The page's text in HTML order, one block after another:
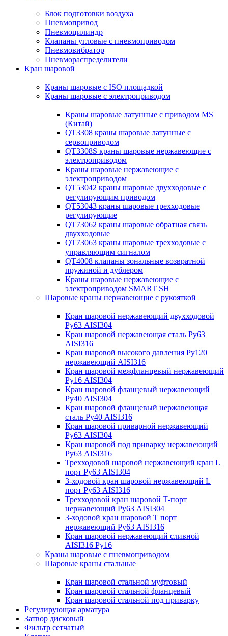
Блок подготовки воздуха
Пневмопривод
Пневмоцилиндр
Клапаны угловые с пневмоприводом
Пневмовибратор
Пневмораспределители
Кран шаровой
Краны шаровые с ISO площадкой
Краны шаровые с электроприводом
Краны шаровые латунные с приводом MS
(Китай)
QT3308 краны шаровые латунные с
сервоприводом
QT3308S краны шаровые нержавеющие с
электроприводом
Краны шаровые нержавеющие с
электроприводом
QT53042 краны шаровые двухходовые с
регулирующим приводом
QT53043 краны шаровые трехходовые
регулирующие
QT73062 краны шаровые обратная связь
двухходовые
QT73063 краны шаровые трехходовые с
управляющим сигналом
QT4008 клапаны зональные возвратной
пружиной и дублером
Краны шаровые нержавеющие с
электроприводом SMART SH
Шаровые краны нержавеющие с рукояткой
Кран шаровой нержавеющий двухходовой
Ру63 AISI304
Кран шаровой нержавеющая сталь Ру63
AISI316
Кран шаровой высокого давления Ру120
нержавеющий AISI316
Кран шаровой межфланцевый нержавеющий
Ру16 AISI304
Кран шаровой фланцевый нержавеющий
Ру40 AISI304
Кран шаровой фланцевый нержавеющая
сталь Ру40 AISI316
Кран шаровой приварной нержавеющий
Ру63 AISI304
Кран шаровой под приварку нержавеющий
Ру63 AISI316
Трехходовой шаровой нержавеющий кран L
порт Ру63 AISI304
3-ходовой кран шаровой нержавеющий L
порт Ру63 AISI316
Трехходовой кран шаровой Т-порт
нержавеющий Ру63 AISI304
3-ходовой кран шаровой Т порт
нержавеющий Ру63 AISI316
Кран шаровой нержавеющий сливной
AISI316 Ру16
Краны шаровые с пневмоприводом
Шаровые краны стальные
Кран шаровой стальной муфтовый
Кран шаровой стальной фланцевый
Кран шаровой стальной под приварку
Регулирующая арматура
Затвор дисковый
Фильтр сетчатый